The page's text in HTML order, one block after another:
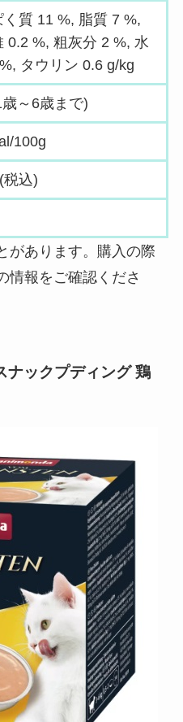
く質 11 %, 脂質 7 %,
0.2 %, 粗灰分 2 %, 水
タウリン 0.6 g/kg
～6歳まで)
100g
税込)
があります。購入の際
情報をご確認くださ
ナックプディング 鶏